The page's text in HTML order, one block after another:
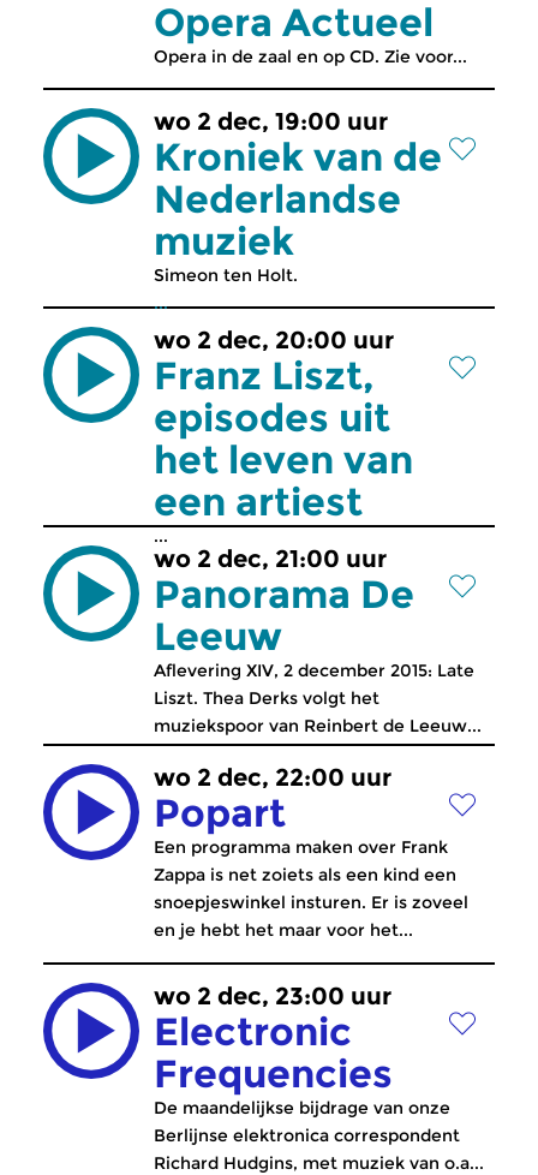
Opera Actueel
Opera in de zaal en op CD. Zie voor...
wo 2 dec, 19:00 uur
Kroniek van de
Nederlandse
muziek
Simeon ten Holt.
...
wo 2 dec, 20:00 uur
Franz Liszt,
episodes uit
het leven van
een artiest
...
wo 2 dec, 21:00 uur
Panorama De
Leeuw
Aflevering XIV, 2 december 2015: Late
Liszt. Thea Derks volgt het
muziekspoor van Reinbert de Leeuw...
wo 2 dec, 22:00 uur
Popart
Een programma maken over Frank
Zappa is net zoiets als een kind een
snoepjeswinkel insturen. Er is zoveel
en je hebt het maar voor het...
wo 2 dec, 23:00 uur
Electronic
Frequencies
De maandelijkse bijdrage van onze
Berlijnse elektronica correspondent
Richard Hudgins, met muziek van o.a...